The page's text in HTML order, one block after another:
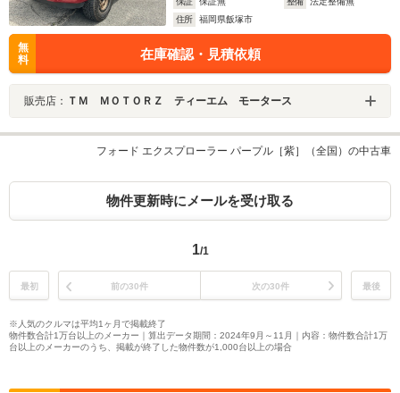
住所
福岡県飯塚市
無
料
在庫確認・見積依頼
販売店： ＴＭ ＭＯＴＯＲＺ ティーエム モータース
フォード エクスプローラー パープル［紫］（全国）の中古車
物件更新時にメールを受け取る
1/1
最初 前の30件 次の30件 最後
※人気のクルマは平均1ヶ月で掲載終了
物件数合計1万台以上のメーカー｜算出データ期間：2024年9月～11月｜内容：物件数合計1万
台以上のメーカーのうち、掲載が終了した物件数が1,000台以上の場合